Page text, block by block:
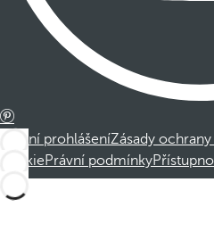
Právní prohlášeníZásady
cookiePrávní podmínky